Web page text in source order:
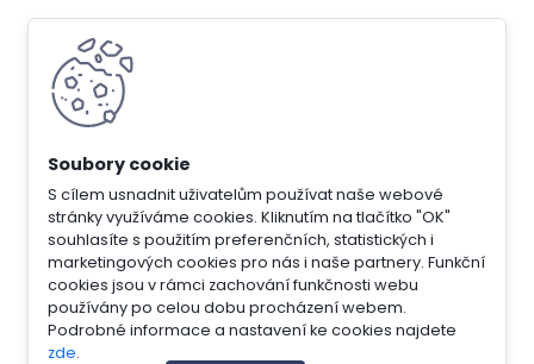
S cílem usnadnit uživatelům používat naše webové
stránky využíváme cookies. Kliknutím na tlačítko "OK"
souhlasíte s použitím preferenčních, statistických i
marketingových cookies pro nás i naše partnery. Funkční
cookies jsou v rámci zachování funkčnosti webu
používány po celou dobu procházení webem.
Podrobné informace a nastavení ke cookies najdete
zde.